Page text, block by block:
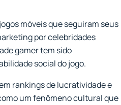
móveis que seguiram seus
por celebridades
gamer tem sido
social do jogo.
rankings de lucratividade e
um fenômeno cultural que